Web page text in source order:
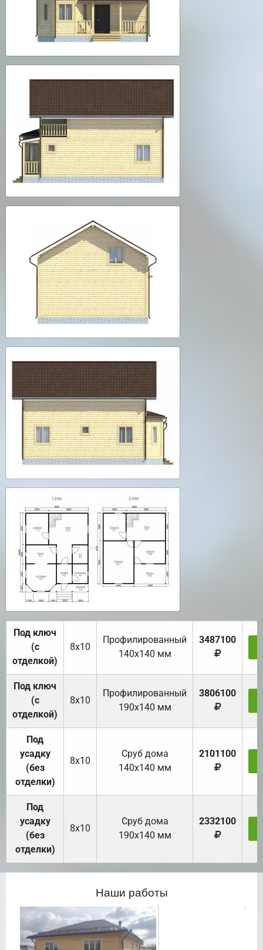
Под ключ
(с
отделкой)
8х10
Профилированный
140х140 мм
3487100
Под ключ
(с
отделкой)
8х10
Профилированный
190х140 мм
3806100
Под
усадку
(без
отделки)
8х10
Cруб дома
140х140 мм
2101100
Под
усадку
(без
отделки)
8х10
Cруб дома
190х140 мм
2332100
Наши работы